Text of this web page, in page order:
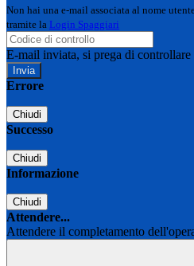
Non hai una e-mail associata al nome
tramite la Login Spaggiari
E-mail inviata, si prega di controllare
Errore
Chiudi
Successo
Chiudi
Informazione
Chiudi
Attendere...
Attendere il completamento